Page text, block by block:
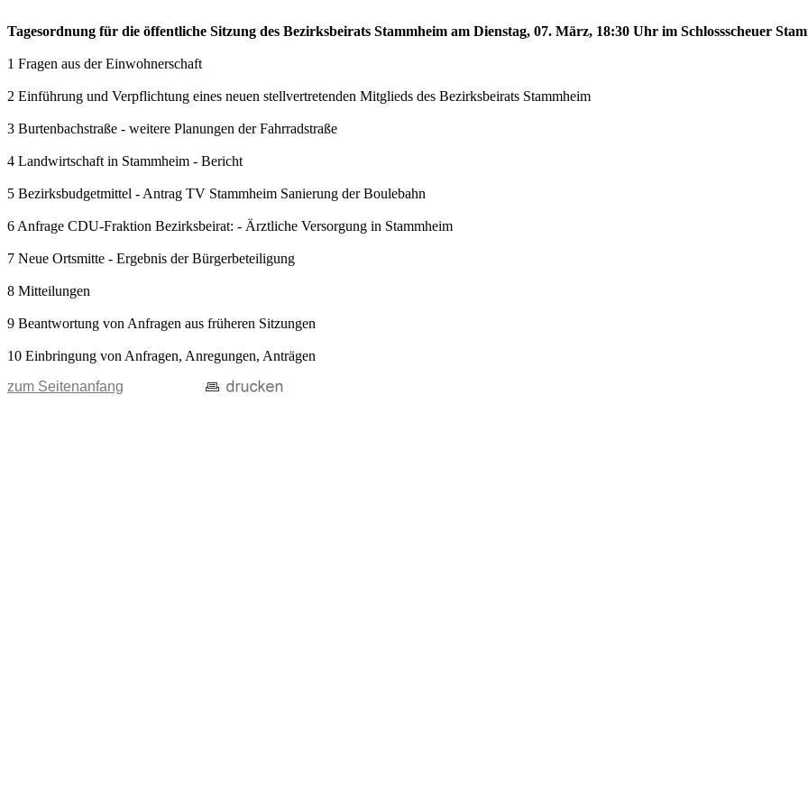
Tagesordnung für die öffentliche Sitzung des Bezirksbeirats Stammheim am Dienstag, 07. März, 18:30 Uhr im Schlossscheuer
1 Fragen aus der Einwohnerschaft
2 Einführung und Verpflichtung eines neuen stellvertretenden Mitglieds des Bezirksbeirats Stammheim
3 Burtenbachstraße - weitere Planungen der Fahrradstraße
4 Landwirtschaft in Stammheim - Bericht
5 Bezirksbudgetmittel - Antrag TV Stammheim Sanierung der Boulebahn
6 Anfrage CDU-Fraktion Bezirksbeirat: - Ärztliche Versorgung in Stammheim
7 Neue Ortsmitte - Ergebnis der Bürgerbeteiligung
8 Mitteilungen
9 Beantwortung von Anfragen aus früheren Sitzungen
10 Einbringung von Anfragen, Anregungen, Anträgen
zum Seitenanfang